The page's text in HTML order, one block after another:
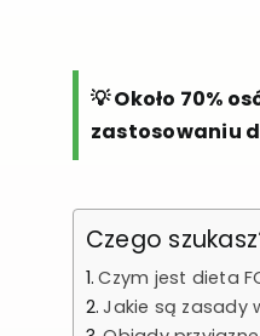
💡 Około 70%
zastosowaniu
Czego
Czym jest dieta
Jakie są zasady